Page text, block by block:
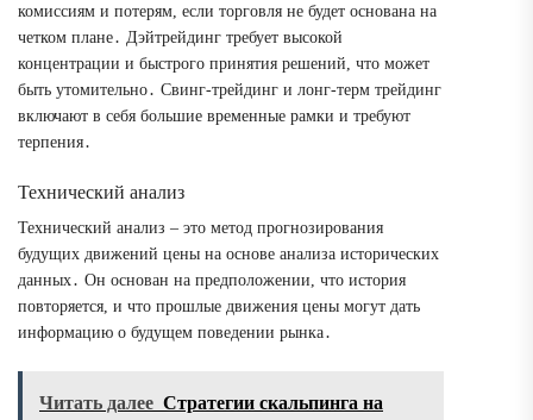
комиссиям и потерям, если торговля не будет основана на
четком плане․ Дэйтрейдинг требует высокой
концентрации и быстрого принятия решений, что может
быть утомительно․ Свинг-трейдинг и лонг-терм трейдинг
включают в себя большие временные рамки и требуют
терпения․
Технический анализ
Технический анализ – это метод прогнозирования
будущих движений цены на основе анализа исторических
данных․ Он основан на предположении, что история
повторяется, и что прошлые движения цены могут дать
информацию о будущем поведении рынка․
Читать далее Стратегии скальпинга на